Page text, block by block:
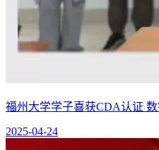
福州大学学子喜获CDA认证
2025-04-24